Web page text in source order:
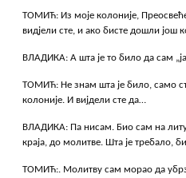
ТОМИЋ: Из моје колоније,
видјели сте, и ако бисте дошли још
ВЛАДИКА: А шта је то било да сам
ТОМИЋ: Не знам шта је било, само
колоније. И вијдели сте да…
ВЛАДИКА: Па нисам. Био сам на
краја, до молитве. Шта је требало,
ТОМИЋ:. Молитву сам морао да